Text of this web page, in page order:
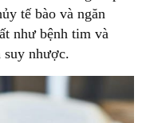
tế bào và ngăn
như bệnh tim và
suy nhược.